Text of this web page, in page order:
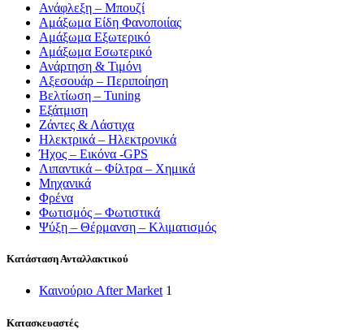
Ανάφλεξη – Μπουζί
Αμάξωμα Είδη Φανοποιίας
Αμάξωμα Εξωτερικό
Αμάξωμα Εσωτερικό
Ανάρτηση & Τιμόνι
Αξεσουάρ – Περιποίηση
Βελτίωση – Tuning
Εξάτμιση
Ζάντες & Λάστιχα
Ηλεκτρικά – Ηλεκτρονικά
Ήχος – Εικόνα -GPS
Λιπαντικά – Φίλτρα – Χημικά
Μηχανικά
Φρένα
Φωτισμός – Φωτιστικά
Ψύξη – Θέρμανση – Κλιματισμός
Κατάσταση Ανταλλακτικού
Καινούριο After Market 1
Κατασκευαστές